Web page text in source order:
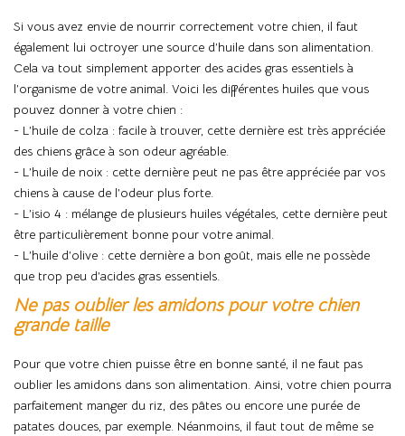
Si vous avez envie de nourrir correctement votre chien, il faut
également lui octroyer une source d’huile dans son alimentation.
Cela va tout simplement apporter des acides gras essentiels à
l’organisme de votre animal. Voici les différentes huiles que vous
pouvez donner à votre chien :
- L’huile de colza : facile à trouver, cette dernière est très appréciée
des chiens grâce à son odeur agréable.
- L’huile de noix : cette dernière peut ne pas être appréciée par vos
chiens à cause de l’odeur plus forte.
- L’isio 4 : mélange de plusieurs huiles végétales, cette dernière peut
être particulièrement bonne pour votre animal.
- L’huile d’olive : cette dernière a bon goût, mais elle ne possède
que trop peu d’acides gras essentiels.
Ne pas oublier les amidons pour votre chien
grande taille
Pour que votre chien puisse être en bonne santé, il ne faut pas
oublier les amidons dans son alimentation. Ainsi, votre chien pourra
parfaitement manger du riz, des pâtes ou encore une purée de
patates douces, par exemple. Néanmoins, il faut tout de même se